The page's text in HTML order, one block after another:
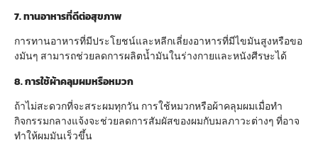
7. ทานอาหารที่ดีต่อสุขภาพ
การทานอาหารที่มีประโยชน์และหลีกเลี่ยงอาหารที่มีไขมันสูงหรือขอ
งมันๆ สามารถช่วยลดการผลิตน้ำมันในร่างกายและหนังศีรษะได้
8. การใช้ผ้าคลุมผมหรือหมวก
ถ้าไม่สะดวกที่จะสระผมทุกวัน การใช้หมวกหรือผ้าคลุมผมเมื่อทำ
กิจกรรมกลางแจ้งจะช่วยลดการสัมผัสของผมกับมลภาวะต่างๆ ที่อาจ
ทำให้ผมมันเร็วขึ้น